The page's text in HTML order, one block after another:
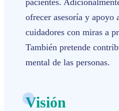
ofrecer asesoría y apoyo
cuidadores con miras a
También pretende
mental de las personas.
Visión